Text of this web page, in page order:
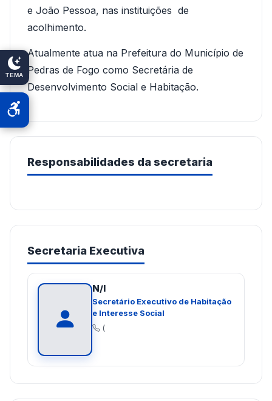
TEMA
e João Pessoa, nas instituições de
acolhimento.
Atualmente atua na Prefeitura do Município de
Pedras de Fogo como Secretária de
Desenvolvimento Social e Habitação.
Responsabilidades da secretaria
Secretaria Executiva
N/I
Secretário Executivo de Habitação
e Interesse Social
(